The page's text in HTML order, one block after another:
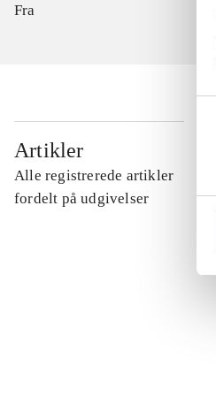
Fra
Artikler
Alle registrerede artikler
fordelt på udgivelser